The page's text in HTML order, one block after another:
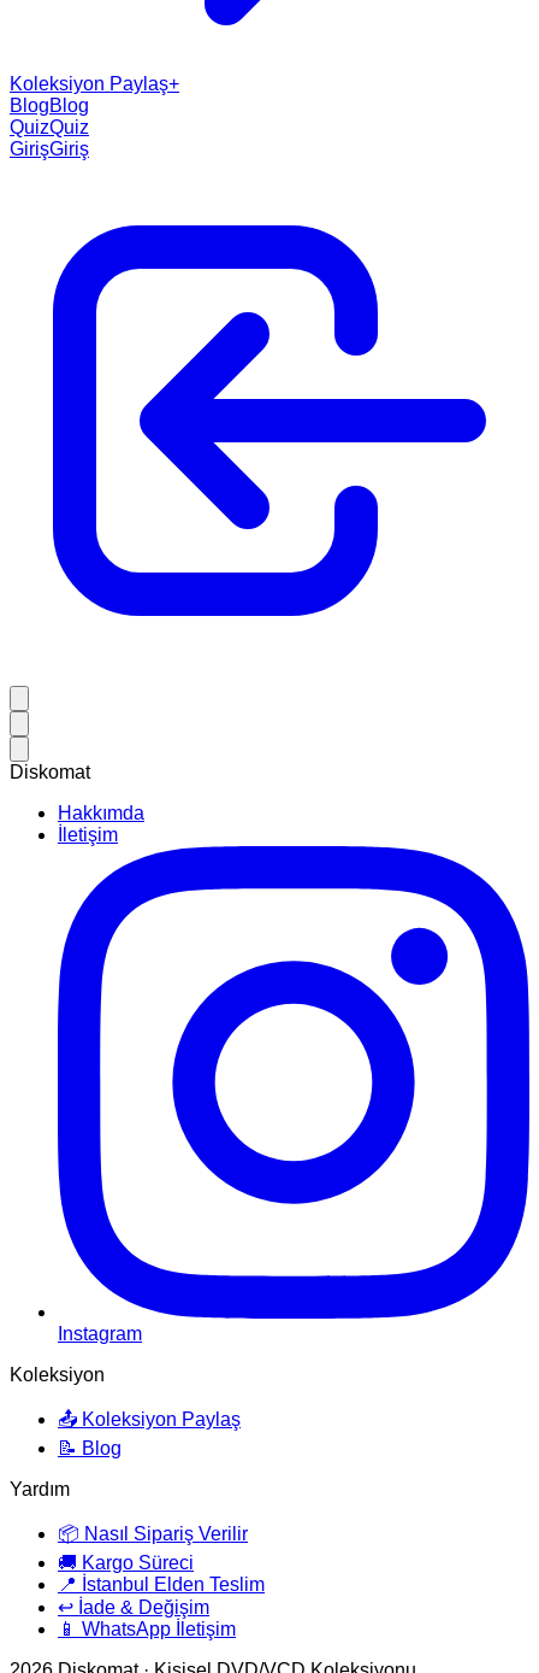
Koleksiyon Paylaş+
BlogBlog
QuizQuiz
GirişGiriş
Diskomat
Hakkımda
İletişim
Instagram
Koleksiyon
📤 Koleksiyon Paylaş
📝 Blog
Yardım
📦 Nasıl Sipariş Verilir
🚚 Kargo Süreci
📍 İstanbul Elden Teslim
↩️ İade & Değişim
📱 WhatsApp İletişim